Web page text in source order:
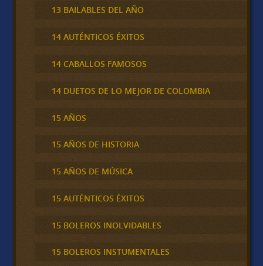
13 BAILABLES DEL AÑO
14 AUTÉNTICOS ÉXITOS
14 CABALLOS FAMOSOS
14 DUETOS DE LO MEJOR DE COLOMBIA
15 AÑOS
15 AÑOS DE HISTORIA
15 AÑOS DE MÚSICA
15 AUTÉNTICOS ÉXITOS
15 BOLEROS INOLVIDABLES
15 BOLEROS INSTUMENTALES